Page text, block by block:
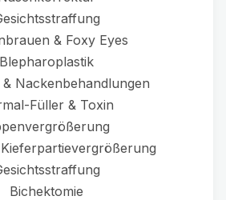
& Foxy Eyes
Blepharoplastik
Nackenbehandlungen
Füller & Toxin
Bichektomie